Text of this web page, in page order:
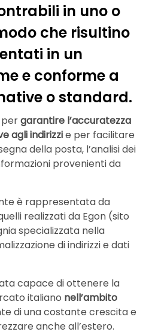
in uno o
che risultino
in un
e conforme a
o standard.
garantire l’accuratezza
agli indirizzie per facilitare
della posta, l’analisi dei
provenienti da
è rappresentata da
realizzati da Egon (sito
specializzata nella
di indirizzi e dati
capace di ottenere la
italiano nell’ambito
di una costante crescita e
anche all’estero.